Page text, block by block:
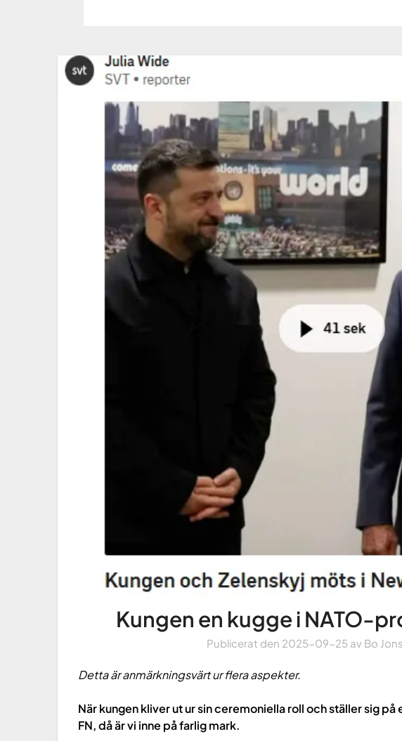
Kungen en kugge i NATO-
Publicerat den 2025-09-25 av Bo
Detta är anmärkningsvärt ur flera aspekter.
När kungen kliver ut ur sin ceremoniella roll och ställer sig
FN, då är vi inne på farlig mark.